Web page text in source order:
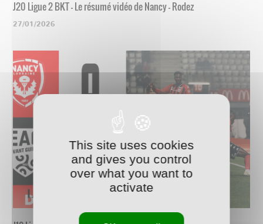
J20 Ligue 2 BKT - Le résumé vidéo de Nancy - Rodez
27/01/2026
This site uses cookies
and gives you control
over what you want to
activate